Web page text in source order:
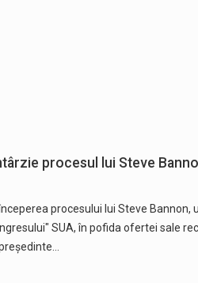
procesul lui Steve
procesului lui Steve Bannon,
SUA, în pofida ofertei sale